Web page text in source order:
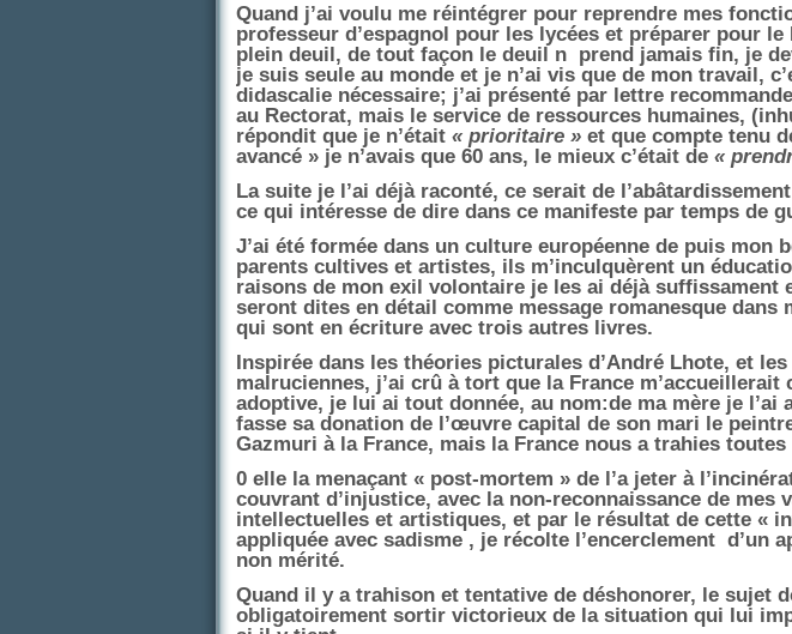
Quand j’ai voulu me réintégrer pour reprendre mes
professeur d’espagnol pour les lycées et préparer pour le
plein deuil, de tout façon le deuil n prend jamais fin, je
je suis seule au monde et je n’ai vis que de mon travail,
didascalie nécessaire; j’ai présenté par lettre
au Rectorat, mais le service de ressources humaines,
répondit que je n’était « prioritaire » et que compte tenu
avancé » je n’avais que 60 ans, le mieux c’était de «
La suite je l’ai déjà raconté, ce serait de
ce qui intéresse de dire dans ce manifeste par temps de
J’ai été formée dans un culture européenne de puis mon
parents cultives et artistes, ils m’inculquèrent un
raisons de mon exil volontaire je les ai déjà suffissament
seront dites en détail comme message romanesque dans
qui sont en écriture avec trois autres livres.
Inspirée dans les théories picturales d’André Lhote, et les
malruciennes, j’ai crû à tort que la France m’accueillerait
adoptive, je lui ai tout donnée, au nom:de ma mère je l’ai
fasse sa donation de l’œuvre capital de son mari le
Gazmuri à la France, mais la France nous a trahies toutes
0 elle la menaçant « post-mortem » de l’a jeter à
couvrant d’injustice, avec la non-reconnaissance de mes
intellectuelles et artistiques, et par le résultat de cette «
appliquée avec sadisme , je récolte l’encerclement d’un
non mérité.
Quand il y a trahison et tentative de déshonorer, le sujet
obligatoirement sortir victorieux de la situation qui lui